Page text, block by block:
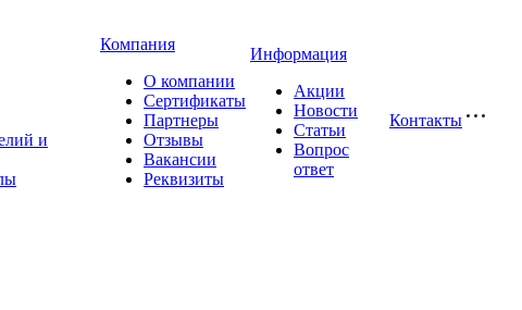
и
Компания
О компании
Сертификаты
Партнеры
Отзывы
Вакансии
Реквизиты
Информация
Акции
Новости
Статьи
Вопрос
ответ
Контакты